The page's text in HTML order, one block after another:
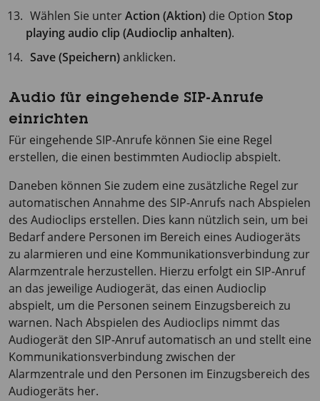
Wählen Sie unterAction (Aktion) die OptionStop
playing audio clip (Audioclip anhalten).
Save (Speichern)anklicken.
Audio für eingehende SIP-Anrufe
einrichten
Für eingehende SIP-Anrufe können Sie eine Regel
erstellen, die einen bestimmten Audioclip abspielt.
Daneben können Sie zudem eine zusätzliche Regel zur
automatischen Annahme des SIP-Anrufs nach Abspielen
des Audioclips erstellen. Dies kann nützlich sein, um bei
Bedarf andere Personen im Bereich eines Audiogeräts
zu alarmieren und eine Kommunikationsverbindung zur
Alarmzentrale herzustellen. Hierzu erfolgt ein SIP-Anruf
an das jeweilige Audiogerät, das einen Audioclip
abspielt, um die Personen seinem Einzugsbereich zu
warnen. Nach Abspielen des Audioclips nimmt das
Audiogerät den SIP-Anruf automatisch an und stellt eine
Kommunikationsverbindung zwischen der
Alarmzentrale und den Personen im Einzugsbereich des
Audiogeräts her.